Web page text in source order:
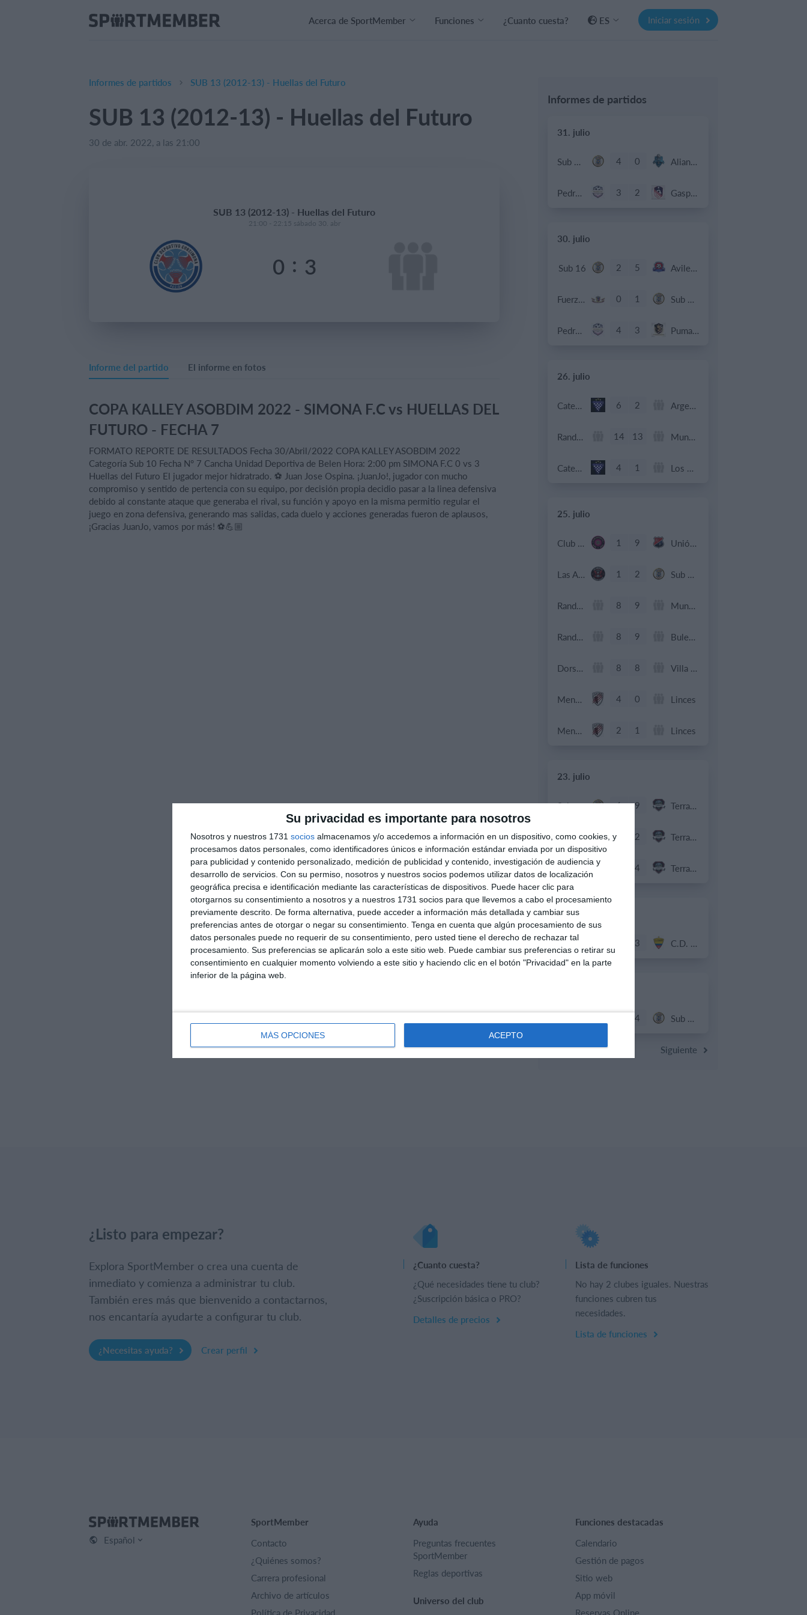
Su privacidad es importante para nosotros
Nosotros y nuestros 1731 socios almacenamos y/o accedemos a información en un dispositivo, como cookies, y
procesamos datos personales, como identificadores únicos e información estándar enviada por un dispositivo
para publicidad y contenido personalizado, medición de publicidad y contenido, investigación de audiencia y
desarrollo de servicios. Con su permiso, nosotros y nuestros socios podemos utilizar datos de localización
geográfica precisa e identificación mediante las características de dispositivos. Puede hacer clic para
otorgarnos su consentimiento a nosotros y a nuestros 1731 socios para que llevemos a cabo el procesamiento
previamente descrito. De forma alternativa, puede acceder a información más detallada y cambiar sus
preferencias antes de otorgar o negar su consentimiento. Tenga en cuenta que algún procesamiento de sus
datos personales puede no requerir de su consentimiento, pero usted tiene el derecho de rechazar tal
procesamiento. Sus preferencias se aplicarán solo a este sitio web. Puede cambiar sus preferencias o retirar su
consentimiento en cualquier momento volviendo a este sitio y haciendo clic en el botón "Privacidad" en la parte
inferior de la página web.
MÁS OPCIONES ACEPTO
Acerca de SportMember Funciones ¿Cuanto cuesta? ES Iniciar sesión
Informes de partidos SUB 13 (2012-13) - Huellas del Futuro
SUB 13 (2012-13) - Huellas del Futuro
30 de abr. 2022, a las 21:00
SUB 13 (2012-13) - Huellas del Futuro
21:00 - 22:15 sábado 30. abr
0 : 3
Informe del partido El informe en fotos
COPA KALLEY ASOBDIM 2022 - SIMONA F.C vs HUELLAS DEL
FUTURO - FECHA 7
FORMATO REPORTE DE RESULTADOS Fecha 30/Abril/2022 COPA KALLEY ASOBDIM 2022
Categoría Sub 10 Fecha N° 7 Cancha Unidad Deportiva de Belen Hora: 2:00 pm SIMONA F.C 0 vs 3
Huellas del Futuro El jugador mejor hidratrado. ⚽ Juan Jose Ospina. ¡JuanJo!, jugador con mucho
compromiso y sentido de pertencia con su equipo, por decisión propia decidio pasar a la linea defensiva
debido al constante ataque que generaba el rival, su función y apoyo en la misma permitio regular el
juego en zona defensiva, generando mas salidas, cada duelo y acciones generadas fueron de aplausos,
¡Gracias JuanJo, vamos por más! ⚽💪🏼
Informes de partidos
31. julio
Sub 12 Avanzado 4 0 Alianza Miranda FC
Pedro Pe 3 2 Gasparinas
30. julio
Sub 16 2 5 Avileños
Fuerza Vinotinto 0 1 Sub 10 Avanzado
Pedro Pe 4 3 Pumahuinas
26. julio
Categoria Primera 6 2 Argentinos del Sur
Rande F.C 14 13 Mundialito Teis
Categoria C20 4 1 Los Cuervos FDM
25. julio
Club Deportivo Santa Rosa 1 9 Unión Familiar
Las Américas Futsal 1 2 Sub 10 Avanzado
Rande F.C 8 9 Mundialito Teis
Rande F.C 8 9 BuleBule FS
Dorsal United 8 8 Villa Portales
Menores - Juvenil 4 0 Linces
Menores - Juvenil 2 1 Linces
23. julio
Sub 15 (Distrito) 6 9 Terraza Futsal
Sub 12 Avanzado 3 2 Terraza Futsal
Sub 10 Avanzado 4 Terraza Futsal
19. julio
Club Deportivo Santa Rosa 3 C.D. Ecuador
4 Sub 10 Avanzado
Anterior Siguiente
¿Listo para empezar?
Explora SportMember o crea una cuenta de
inmediato y comienza a administrar tu club.
También eres más que bienvenido a contactarnos,
nos encantaría ayudarte a configurar tu club.
¿Necesitas ayuda? Crear perfil
¿Cuanto cuesta?
¿Qué necesidades tiene tu club?
¿Suscripción básica o PRO?
Detalles de precios
Lista de funciones
No hay 2 clubes iguales. Nuestras
funciones cubren tus
necesidades.
Lista de funciones
Español
SportMember
Contacto
¿Quiénes somos?
Carrera profesional
Archivo de artículos
Política de Privacidad
Ayuda
Preguntas frecuentes
SportMember
Reglas deportivas
Universo del club
Funciones destacadas
Calendario
Gestión de pagos
Sitio web
App móvil
Reservas Online